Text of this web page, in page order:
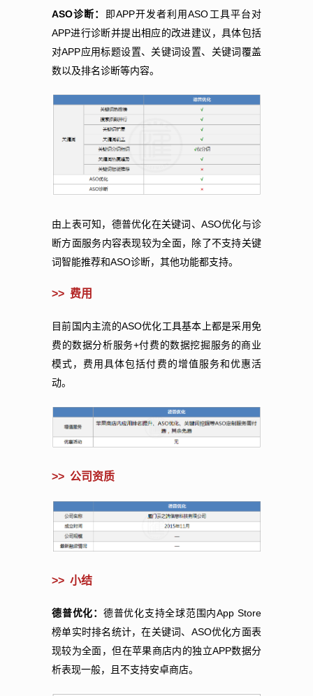
ASO诊断： 即APP开发者利用ASO 工具平台对
APP进行诊断并提出相应的改进建议，具体包括
对APP应用标题设置、关键词设置、关键词覆盖
数以及排名诊断等内容。
由上表可知，德普优化在关键词、 ASO优化与诊
断方面服务内容表现较为全面，除了不支持关键
词智能推荐和ASO诊断，其他功能都支持。
>> 费用
目前国内主流的ASO优化工具基本上都是采用免
费的数据分析服务+付费的数据挖掘服务的商业
模式，费用具体包括付费的增值服务和优惠活
动。
>> 公司资质
>> 小结
德普优化： 德普优化支持全球范围内App Store
榜单实时排名统计，在关键词、 ASO优化方面表
现较为全面，但在苹果商店内的独立APP数据分
析表现一般，且不支持安卓商店。